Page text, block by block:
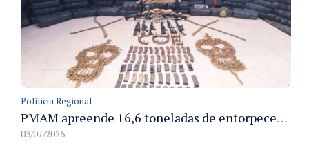
Políticia Regional
PMAM apreende 16,6 toneladas de entorpecentes e registra aumento nas prisões em flagrante e nas capturas de foragidos no primeiro semestre de 2026
03/07/2026